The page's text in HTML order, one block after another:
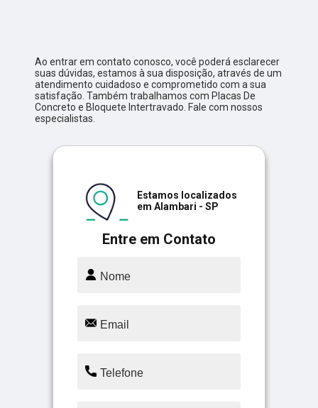
Ao entrar em contato conosco, você poderá esclarecer
suas dúvidas, estamos à sua disposição, através de um
atendimento cuidadoso e comprometido com a sua
satisfação. Também trabalhamos com Placas De
Concreto e Bloquete Intertravado. Fale com nossos
especialistas.
Entre em Contato
Estamos localizados
em Alambari - SP